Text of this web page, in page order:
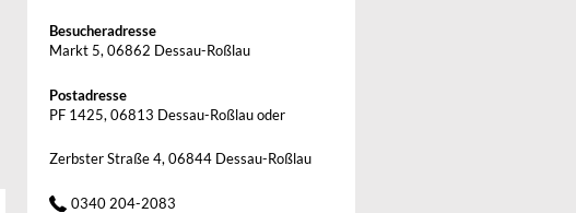
Besucheradresse
Markt 5, 06862 Dessau-Roßlau
Postadresse
PF 1425, 06813 Dessau-Roßlau oder
Zerbster Straße 4, 06844 Dessau-Roßlau
0340 204-2083